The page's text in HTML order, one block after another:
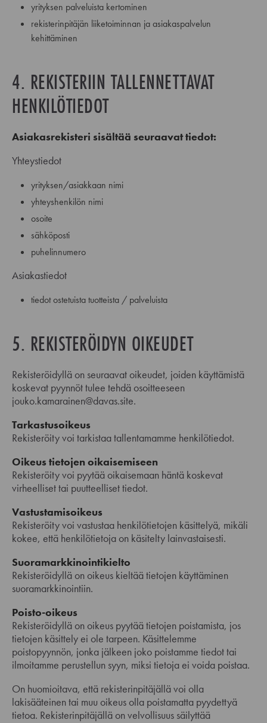
yrityksen palveluista kertominen
rekisterinpitäjän liiketoiminnan ja asiakaspalvelun
kehittäminen
4. REKISTERIIN TALLENNETTAVAT
HENKILÖTIEDOT
Asiakasrekisteri sisältää seuraavat tiedot:
Yhteystiedot
yrityksen/asiakkaan nimi
yhteyshenkilön nimi
osoite
sähköposti
puhelinnumero
Asiakastiedot
tiedot ostetuista tuotteista / palveluista
5. REKISTERÖIDYN OIKEUDET
Rekisteröidyllä on seuraavat oikeudet, joiden käyttämistä
koskevat pyynnöt tulee tehdä osoitteeseen
jouko.kamarainen@davas.site.
Tarkastusoikeus
Rekisteröity voi tarkistaa tallentamamme henkilötiedot.
Oikeus tietojen oikaisemiseen
Rekisteröity voi pyytää oikaisemaan häntä koskevat
virheelliset tai puutteelliset tiedot.
Vastustamisoikeus
Rekisteröity voi vastustaa henkilötietojen käsittelyä, mikäli
kokee, että henkilötietoja on käsitelty lainvastaisesti.
Suoramarkkinointikielto
Rekisteröidyllä on oikeus kieltää tietojen käyttäminen
suoramarkkinointiin.
Poisto-oikeus
Rekisteröidyllä on oikeus pyytää tietojen poistamista, jos
tietojen käsittely ei ole tarpeen. Käsittelemme
poistopyynnön, jonka jälkeen joko poistamme tiedot tai
ilmoitamme perustellun syyn, miksi tietoja ei voida poistaa.
On huomioitava, että rekisterinpitäjällä voi olla
lakisääteinen tai muu oikeus olla poistamatta pyydettyä
tietoa. Rekisterinpitäjällä on velvollisuus säilyttää